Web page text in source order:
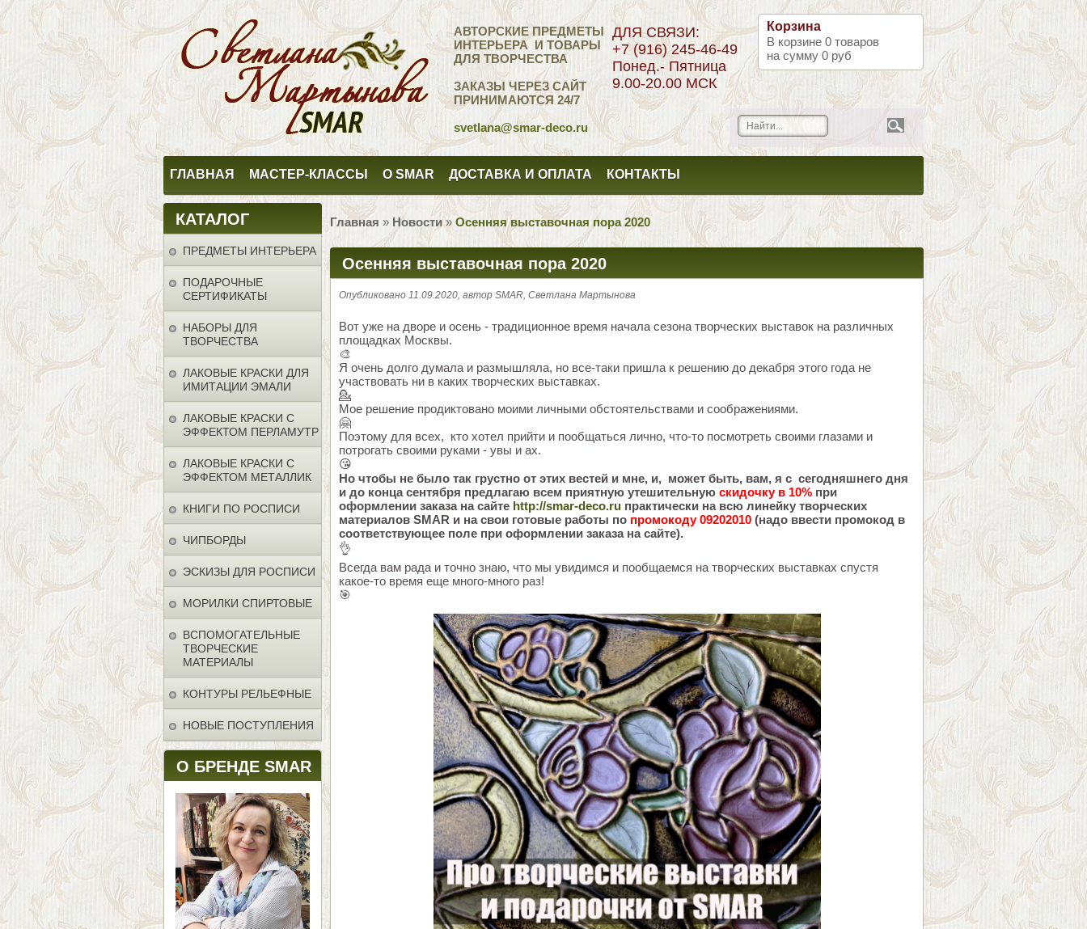
АВТОРСКИЕ ПРЕДМЕТЫ
ИНТЕРЬЕРА И ТОВАРЫ
ДЛЯ ТВОРЧЕСТВА
ЗАКАЗЫ ЧЕРЕЗ САЙТ
ПРИНИМАЮТСЯ 24/7
svetlana@smar-deco.ru
Корзина
В корзине 0 товаров
на сумму 0 руб
ДЛЯ СВЯЗИ:
+7 (916) 245-46-49
Понед.- Пятница
9.00-20.00 МСК
ГЛАВНАЯ МАСТЕР-КЛАССЫ О SMAR ДОСТАВКА И ОПЛАТА КОНТАКТЫ
КАТАЛОГ
ПРЕДМЕТЫ ИНТЕРЬЕРА
ПОДАРОЧНЫЕ
СЕРТИФИКАТЫ
НАБОРЫ ДЛЯ
ТВОРЧЕСТВА
ЛАКОВЫЕ КРАСКИ ДЛЯ
ИМИТАЦИИ ЭМАЛИ
ЛАКОВЫЕ КРАСКИ С
ЭФФЕКТОМ ПЕРЛАМУТР
ЛАКОВЫЕ КРАСКИ С
ЭФФЕКТОМ МЕТАЛЛИК
КНИГИ ПО РОСПИСИ
ЧИПБОРДЫ
ЭСКИЗЫ ДЛЯ РОСПИСИ
МОРИЛКИ СПИРТОВЫЕ
ВСПОМОГАТЕЛЬНЫЕ
ТВОРЧЕСКИЕ
МАТЕРИАЛЫ
КОНТУРЫ РЕЛЬЕФНЫЕ
НОВЫЕ ПОСТУПЛЕНИЯ
О БРЕНДЕ SMAR
Главная » Новости» Осенняя выставочная пора 2020
Осенняя выставочная пора 2020
Опубликовано 11.09.2020, автор SMAR, Светлана Мартынова
Вот уже на дворе и осень - традиционное время начала сезона творческих выставок на различных
площадках Москвы.
🎨
Я очень долго думала и размышляла, но все-таки пришла к решению до декабря этого года не
участвовать ни в каких творческих выставках.
💁
Мое решение продиктовано моими личными обстоятельствами и соображениями.
🤗
Поэтому для всех, кто хотел прийти и пообщаться лично, что-то посмотреть своими глазами и
потрогать своими руками - увы и ах.
😘
Но чтобы не было так грустно от этих вестей и мне, и, может быть, вам, я с сегодняшнего дня
и до конца сентября предлагаю всем приятную утешительную скидочку в 10% при
оформлении заказа на сайте http://smar-deco.ru практически на всю линейку творческих
материалов SMAR и на свои готовые работы по промокоду 09202010 (надо ввести промокод в
соответствующее поле при оформлении заказа на сайте).
👌
Всегда вам рада и точно знаю, что мы увидимся и пообщаемся на творческих выставках спустя
какое-то время еще много-много раз!
🎯